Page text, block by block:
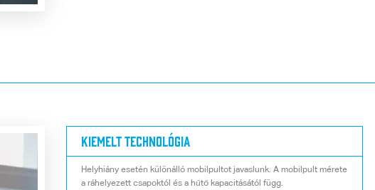
Kiemelt technológia
Helyhiány esetén különálló mobilpultot javaslunk. A mobilpult mérete
a ráhelyezett csapoktól és a hűtő kapacitásától függ.